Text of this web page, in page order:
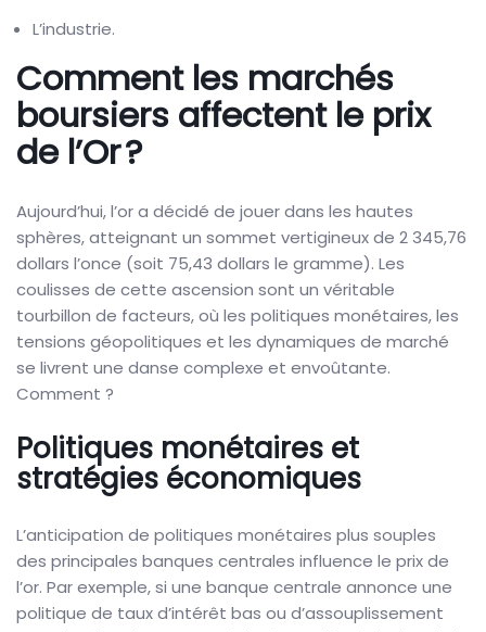
L’industrie.
Comment les marchés
boursiers affectent le prix
de l’Or ?
Aujourd’hui, l’or a décidé de jouer dans les hautes
sphères, atteignant un sommet vertigineux de 2 345,76
dollars l’once (soit 75,43 dollars le gramme). Les
coulisses de cette ascension sont un véritable
tourbillon de facteurs, où les politiques monétaires, les
tensions géopolitiques et les dynamiques de marché
se livrent une danse complexe et envoûtante.
Comment ?
Politiques monétaires et
stratégies économiques
L’anticipation de politiques monétaires plus souples
des principales banques centrales influence le prix de
l’or. Par exemple, si une banque centrale annonce une
politique de taux d’intérêt bas ou d’assouplissement